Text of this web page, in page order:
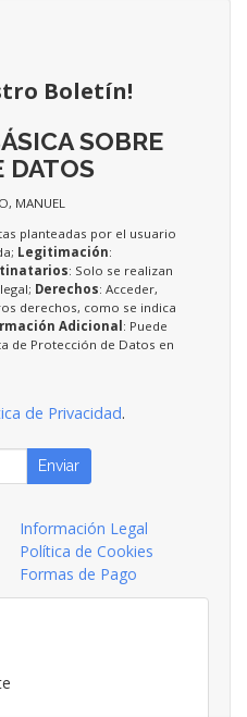
Boletín!
SOBRE
DATOS
MANUEL
planteadas por el usuario
Legitimación:
: Solo se realizan
Derechos: Acceder,
derechos, como se indica
Adicional: Puede
de Protección de Datos en
de Privacidad.
Enviar
Información Legal
Política de Cookies
Formas de Pago